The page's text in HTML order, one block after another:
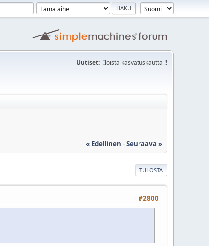
Uutiset: Iloista kasvatuskautta !!
« Edellinen -Seuraava »
TULOSTA
#2800